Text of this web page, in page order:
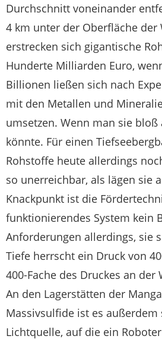
Durchschnitt voneinander
4 km unter der Oberfläche der
erstrecken sich gigantische
Hunderte Milliarden Euro,
Billionen ließen sich nach
mit den Metallen und
umsetzen. Wenn man sie bloß
könnte. Für einen
Rohstoffe heute allerdings
so unerreichbar, als lägen sie
Knackpunkt ist die
funktionierendes System kein
Anforderungen allerdings, sie
Tiefe herrscht ein Druck von
400-Fache des Druckes an der
An den Lagerstätten der
Massivsulfide ist es außerdem
Lichtquelle, auf die ein